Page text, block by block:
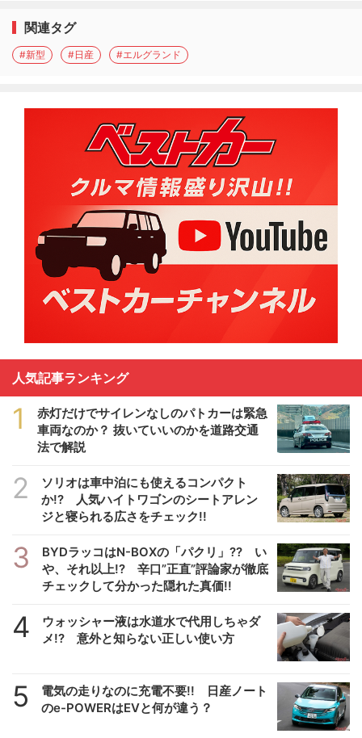
関連タグ
#新型 #日産 #エルグランド
人気記事ランキング
1
赤灯だけでサイレンなしのパトカーは緊急
車両なのか？ 抜いていいのかを道路交通
法で解説
2
ソリオは車中泊にも使えるコンパクト
か!? 人気ハイトワゴンのシートアレン
ジと寝られる広さをチェック!!
3
BYDラッコはN-BOXの「パクリ」?? い
や、それ以上!? 辛口”正直”評論家が徹底
チェックして分かった隠れた真価!!
4
ウォッシャー液は水道水で代用しちゃダ
メ!? 意外と知らない正しい使い方
5
電気の走りなのに充電不要!! 日産ノート
のe-POWERはEVと何が違う？